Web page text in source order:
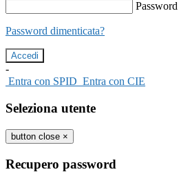
Password
Password dimenticata?
-
Entra con SPID Entra con CIE
Seleziona utente
button close ×
Recupero password